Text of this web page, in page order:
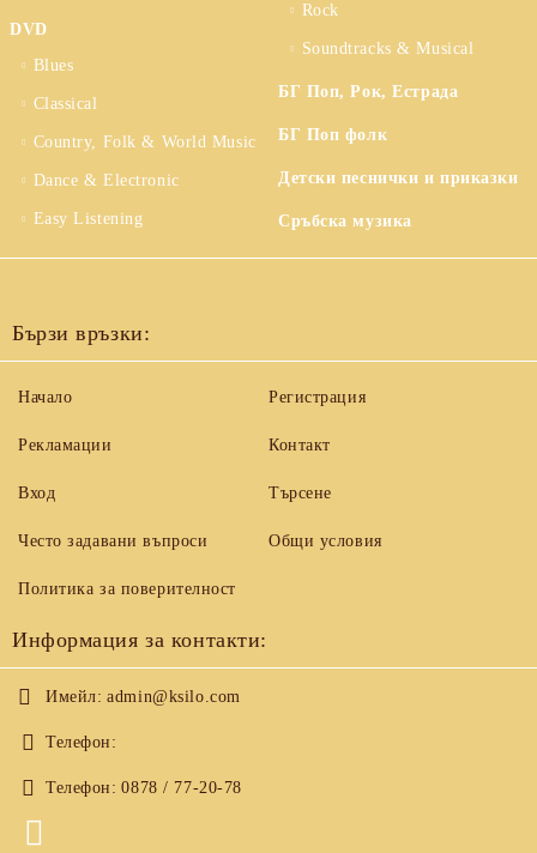
DVD
Blues
Classical
Country, Folk & World Music
Dance & Electronic
Easy Listening
Rock
Soundtracks & Musical
БГ Поп, Рок, Естрада
БГ Поп фолк
Детски песнички и приказки
Сръбска музика
Бързи връзки:
Начало
Рекламации
Вход
Често задавани въпроси
Регистрация
Контакт
Търсене
Общи условия
Политика за поверителност
Информация за контакти:
Имейл: admin@ksilo.com
Телефон:
Телефон: 0878 / 77-20-78